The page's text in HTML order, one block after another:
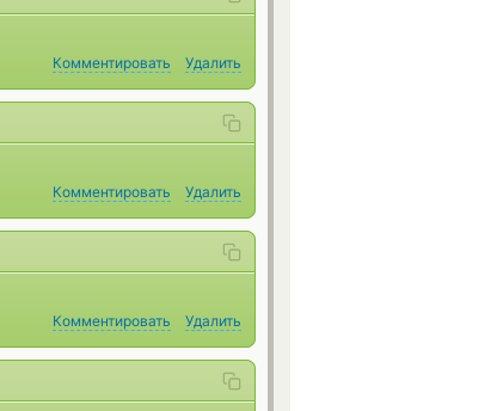
Комментировать
Удалить
Комментировать
Удалить
Комментировать
Удалить